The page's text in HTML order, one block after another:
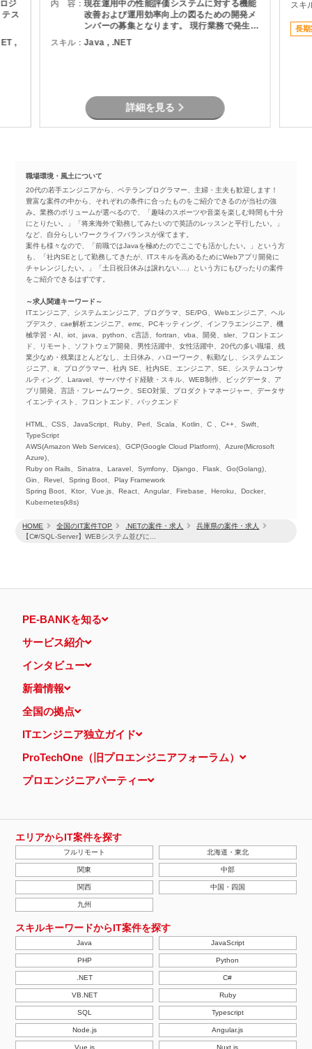
HOME 全国のIT案件TOP .NETの案件・求人
兵庫県の案件・求人
【C#/SQL-Server】WEBシステム並びに...
ジ
ス
,
内 容：現在運用中の性能評価システムに対する機能
改善および運用効率向上の図るための開発メ
ンバーの募集となります。 現行業務で発生し
ている課題を整理し、機能追加を実現しま
す。
スキル：Java , .NET
詳細を見る
スキ
長期
職場環境・風土について
20代の若手エンジニアから、ベテランプログラマー、主婦・主夫も歓迎します！
豊富な案件の中から、それぞれの条件に合ったものをご紹介できるのが当社の強
み。業務のボリュームが選べるので、「趣味のスポーツや音楽を楽しむ時間も十分
にとりたい。」「将来海外で勤務してみたいので英語のレッスンと平行したい。」
など、自分らしいワークライフバランスが保てます。
案件も様々なので、「前職ではJavaを極めたのでここでも活かしたい。」という方
も、「社内SEとして勤務してきたが、ITスキルを高めるためにWebアプリ開発に
チャレンジしたい。」「土日祝日休みは譲れない…」という方にもぴったりの案件
をご紹介できるはずです。
～求人関連キーワード～
ITエンジニア、システムエンジニア、プログラマ、SE/PG、Webエンジニア、ヘル
プデスク、cae解析エンジニア、emc、PCキッティング、インフラエンジニア、機
械学習・AI、iot、java、python、c言語、fortran、vba、開発、sler、フロントエン
ド、リモート、ソフトウェア開発、男性活躍中、女性活躍中、20代の多い職場、残
業少なめ・残業ほとんどなし、土日休み、ハローワーク、転勤なし、システムエン
ジニア、it、プログラマー、社内 SE、社内SE、エンジニア、SE、システムコンサ
ルティング、Laravel、サーバサイド経験・スキル、WEB制作、ビッグデータ、ア
プリ開発、言語・フレームワーク、SEO対策、プロダクトマネージャー、データサ
イエンティスト、フロントエンド、バックエンド
HTML、CSS、JavaScript、Ruby、Perl、Scala、Kotlin、C 、C++、Swift、
TypeScript
AWS(Amazon Web Services)、GCP(Google Cloud Platform)、Azure(Microsoft
Azure)、
Ruby on Rails、Sinatra、Laravel、Symfony、Django、Flask、Go(Golang)、
Gin、Revel、Spring Boot、Play Framework
Spring Boot、Ktor、Vue.js、React、Angular、Firebase、Heroku、Docker、
Kubernetes(k8s)
PE-BANKを知る
サービス紹介
インタビュー
新着情報
全国の拠点
ITエンジニア独立ガイド
ProTechOne（旧プロエンジニアフォーラム）
プロエンジニアパーティー
エリアからIT案件を探す
フルリモート 北海道・東北
関東 中部
関西 中国・四国
九州
スキルキーワードからIT案件を探す
Java JavaScript
PHP Python
.NET C#
VB.NET Ruby
SQL Typescript
Node.js Angular.js
Vue.js Nuxt.js